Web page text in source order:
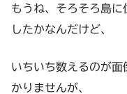
もうね、そろそろ島
したかなんだけど、
いちいち数えるのが
かりませんが、